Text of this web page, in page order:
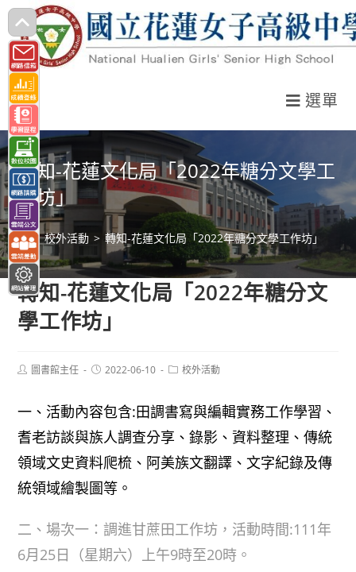
跳
轉
至
主
要
內
容
選單
轉知-花蓮文化局「2022年糖分文學工
作坊」
> 校外活動 > 轉知-花蓮文化局「2022年糖分文學工作坊」
轉知-花蓮文化局「2022年糖分文
學工作坊」
Post圖書館主任
Post2022-06-10
Post校外活動
一、活動內容包含:田調書寫與編輯實務工作學習、
耆老訪談與族人調查分享、錄影、資料整理、傳統
領域文史資料爬梳、阿美族文翻譯、文字紀錄及傳
統領域繪製圖等。
二、場次一：調進甘蔗田工作坊，活動時間:111年
6月25日（星期六）上午9時至20時。